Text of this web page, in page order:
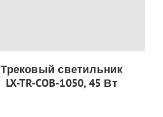
Трековый светильник
LX-TR-COB-1050, 45 Вт